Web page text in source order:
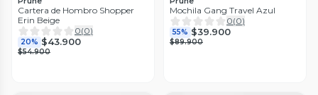
Cartera de Hombro Shopper
Erin Beige
0(0)
20% $43.900
$54.900
Mochila Gang Travel Azul
0(0)
55% $39.900
$89.900